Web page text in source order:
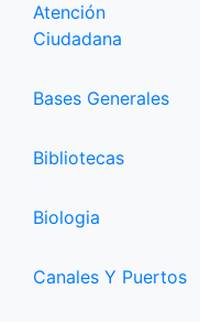
Atención
Ciudadana
Bases Generales
Bibliotecas
Biologia
Canales Y Puertos